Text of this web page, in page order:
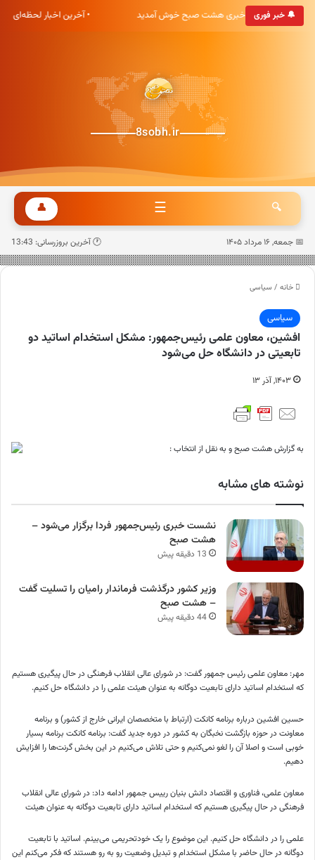
🔔 خبر فوری
• به پایگاه خبری هشت صبح خوش آمدید • آخرین اخبار لحظه‌ای
8sobh.ir
🔍
☰
👤
📅 جمعه, ۱۶ مرداد ۱۴۰۵ 🕐 آخرین بروزرسانی: 13:43
خانه / سیاسی
سیاسی
افشین، معاون علمی رئیس‌جمهور: مشکل استخدام اساتید دو
تابعیتی در دانشگاه حل می‌شود
۱۴۰۳, آذر ۱۳
به گزارش هشت صبح و به نقل از انتخاب :
نوشته های مشابه
نشست خبری رئیس‌جمهور فردا برگزار می‌شود –
هشت صبح
13 دقیقه پیش
وزیر کشور درگذشت فرماندار رامیان را تسلیت گفت
– هشت صبح
44 دقیقه پیش
مهر: معاون علمی رئیس جمهور گفت: در شورای عالی انقلاب فرهنگی در حال پیگیری هستیم
که استخدام اساتید دارای تابعیت دوگانه به عنوان هیئت علمی را در دانشگاه حل کنیم.
حسین افشین درباره برنامه کانکت (ارتباط با متخصصان ایرانی خارج از کشور) و برنامه
معاونت در حوزه بازگشت نخبگان به کشور در دوره جدید گفت: برنامه کانکت برنامه بسیار
خوبی است و اصلا آن را لغو نمی‌کنیم و حتی تلاش می‌کنیم در این بخش گرنت‌ها را افزایش
دهیم.
معاون علمی، فناوری و اقتصاد دانش بنیان رییس جمهور ادامه داد: در شورای عالی انقلاب
فرهنگی در حال پیگیری هستیم که استخدام اساتید دارای تابعیت دوگانه به عنوان هیئت
علمی را در دانشگاه حل کنیم. این موضوع را یک خودتحریمی می‌بینم. اساتید با تابعیت
دوگانه در حال حاضر با مشکل استخدام و تبدیل وضعیت رو به رو هستند که فکر می‌کنم این